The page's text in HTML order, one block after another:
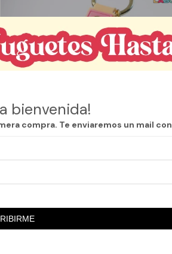
bienvenida!
compra. Te enviaremos un mail
48